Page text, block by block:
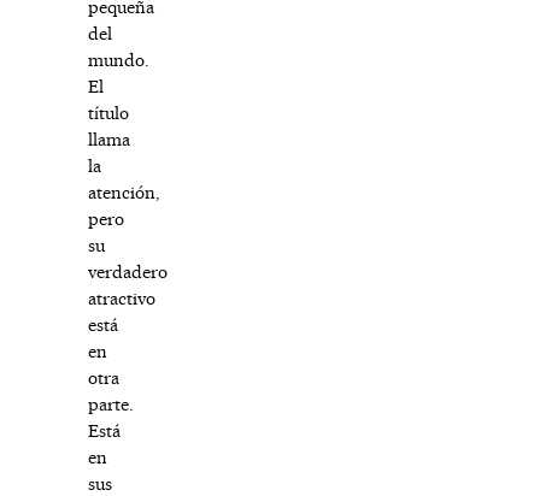
pequeña
del
mundo.
El
título
llama
la
atención,
pero
su
verdadero
atractivo
está
en
otra
parte.
Está
en
sus